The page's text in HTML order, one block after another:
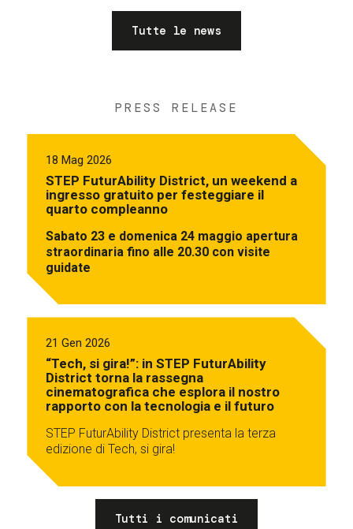
Tutte le news
PRESS RELEASE
18 Mag 2026
STEP FuturAbility District, un weekend a
ingresso gratuito per festeggiare il
quarto compleanno
Sabato 23 e domenica 24 maggio apertura
straordinaria fino alle 20.30 con visite
guidate
21 Gen 2026
“Tech, si gira!”: in STEP FuturAbility
District torna la rassegna
cinematografica che esplora il nostro
rapporto con la tecnologia e il futuro
STEP FuturAbility District presenta la terza
edizione di Tech, si gira!
Tutti i comunicati